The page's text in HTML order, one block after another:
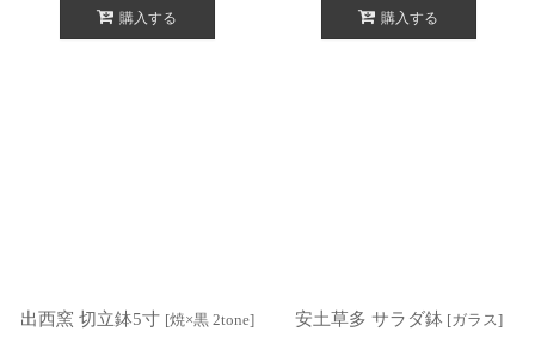
購入する 購入する
出西窯 切立鉢5寸 [焼×黒 2tone] 安土草多 サラダ鉢 [ガラス]